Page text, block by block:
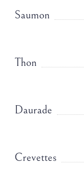
Saumon
Thon
Daurade
Crevettes